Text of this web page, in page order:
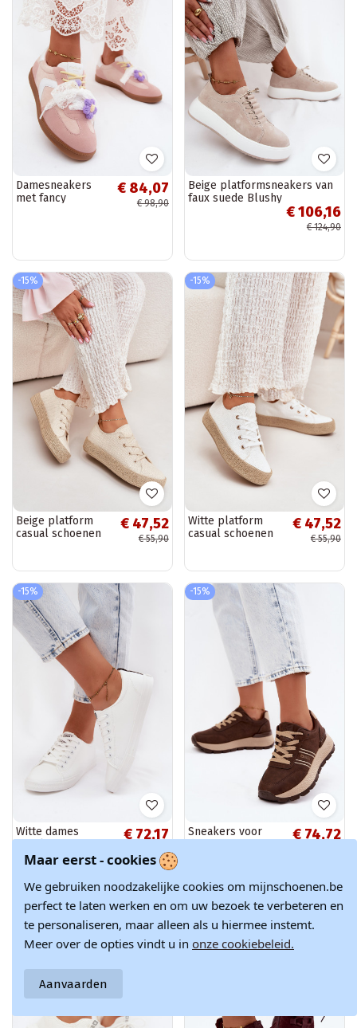
Damesneakers
met fancy
€ 84,07
€ 98,90
Beige platformsneakers van
faux suede Blushy
€ 106,16
€ 124,90
-15%
Beige platform
casual schoenen
€ 47,52
€ 55,90
-15%
Witte platform
casual schoenen
€ 47,52
€ 55,90
-15%
Witte dames
leather Big Star
€ 72,17
€ 84,90
-15%
Sneakers voor
kolorze
czekoladowym
€ 74,72
-15% -15%
Maar eerst - cookies
We gebruiken noodzakelijke cookies om mijnschoenen.be
perfect te laten werken en om uw bezoek te verbeteren en
te personaliseren, maar alleen als u hiermee instemt.
Meer over de opties vindt u in onze cookiebeleid.
Aanvaarden